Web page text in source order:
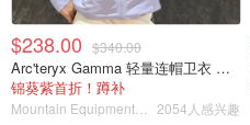
$238.00 $340.00
Arc'teryx Gamma 轻量连帽卫衣 女款
锦葵紫首折！蹲补
2054人感兴趣